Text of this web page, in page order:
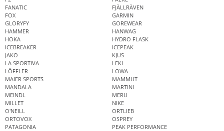
FANATIC
FJÄLLRÄVEN
FOX
GARMIN
GLORYFY
GOREWEAR
HAMMER
HANWAG
HOKA
HYDRO FLASK
ICEBREAKER
ICEPEAK
JAKO
KJUS
LA SPORTIVA
LEKI
LÖFFLER
LOWA
MAIER SPORTS
MAMMUT
MANDALA
MARTINI
MEINDL
MERU
MILLET
NIKE
O'NEILL
ORTLIEB
ORTOVOX
OSPREY
PATAGONIA
PEAK PERFORMANCE